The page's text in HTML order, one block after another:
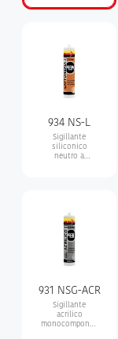
adatto per
934 NS-L
Sigillante
siliconico
neutro a
931 NSG-ACR
Sigillante
acrilico
monocomponente